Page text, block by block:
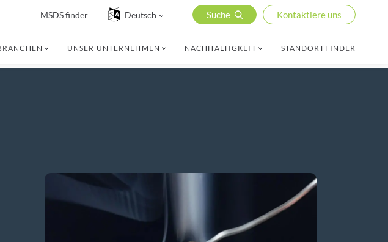
MSDS finder Deutsch Suche Kontaktiere uns
UNSER UNTERNEHMEN NACHHALTIGKEIT STANDORTFINDER